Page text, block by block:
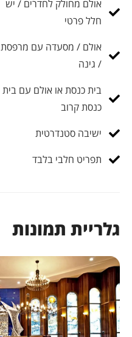
אולם מחולק לחדרים / יש
חלל פרטי
אולם / מסעדה עם מרפסת
/ גינה
בית כנסת או אולם עם בית
כנסת קרוב
ישיבה סטנדרטית
תפריט חלבי בלבד
גלריית תמונות